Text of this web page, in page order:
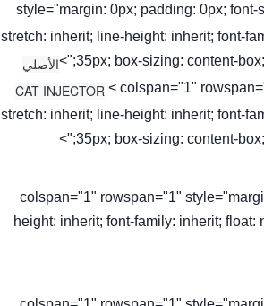
< style="margin: 0px; padding: 0px;
stretch: inherit; line-height: inherit; font-
35px; box-sizing: content-
الأصلي
< colspan="1"
stretch: inherit; line-height: inherit; font-
35px; box-sizing: content-
< colspan="1" rowspan="1"
height: inherit; font-family: inherit;